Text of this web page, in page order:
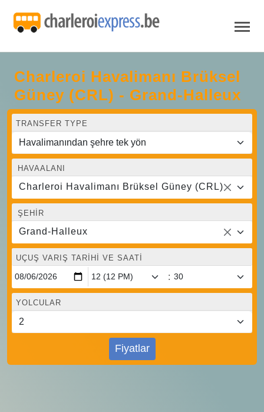
Charleroi Havalimanı Brüksel
Güney (CRL) - Grand-Halleux
TRANSFER TYPE
HAVAALANI
Charleroi Havalimanı Brüksel Güney (CRL)
ŞEHIR
Grand-Halleux
UÇUŞ VARIŞ TARIHI VE SAATI
:
YOLCULAR
Fiyatlar